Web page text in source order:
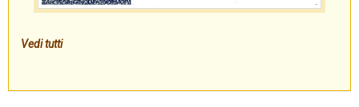
Vedi tutti